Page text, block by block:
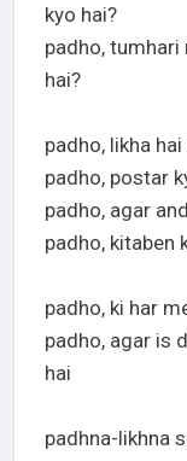
kyo hai?
padho,
hai?
padho, likha
padho, postar
padho, agar
padho, kitaben
padho, ki har
padho, agar is
hai
padhna-likhna